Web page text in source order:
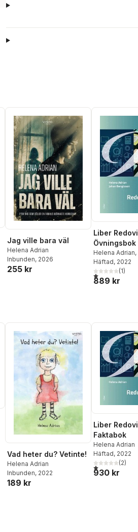
Jag ville bara väl
Helena Adrian
Inbunden, 2026
255 kr
Liber
Övningsbok
Helena Adrian,
Bengtsson
Häftad, 2022
1,0utav 5(1)
889 kr
Vad heter du? Vetinte!
Helena Adrian
Inbunden, 2022
189 kr
Liber
Faktabok
Helena Adrian
Häftad, 2022
1,0utav 5(2)
930 kr